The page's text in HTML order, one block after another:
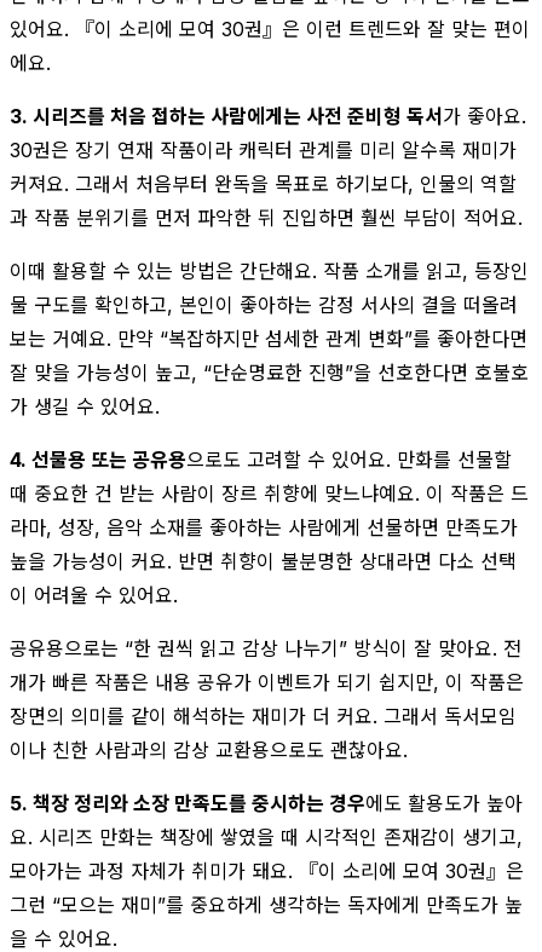
있어요. 『이 소리에 모여 30권』은 이런 트렌드와 잘 맞는 편이
에요.
3. 시리즈를 처음 접하는 사람에게는 사전 준비형 독서가 좋아요.
30권은 장기 연재 작품이라 캐릭터 관계를 미리 알수록 재미가
커져요. 그래서 처음부터 완독을 목표로 하기보다, 인물의 역할
과 작품 분위기를 먼저 파악한 뒤 진입하면 훨씬 부담이 적어요.
이때 활용할 수 있는 방법은 간단해요. 작품 소개를 읽고, 등장인
물 구도를 확인하고, 본인이 좋아하는 감정 서사의 결을 떠올려
보는 거예요. 만약 “복잡하지만 섬세한 관계 변화”를 좋아한다면
잘 맞을 가능성이 높고, “단순명료한 진행”을 선호한다면 호불호
가 생길 수 있어요.
4. 선물용 또는 공유용으로도 고려할 수 있어요. 만화를 선물할
때 중요한 건 받는 사람이 장르 취향에 맞느냐예요. 이 작품은 드
라마, 성장, 음악 소재를 좋아하는 사람에게 선물하면 만족도가
높을 가능성이 커요. 반면 취향이 불분명한 상대라면 다소 선택
이 어려울 수 있어요.
공유용으로는 “한 권씩 읽고 감상 나누기” 방식이 잘 맞아요. 전
개가 빠른 작품은 내용 공유가 이벤트가 되기 쉽지만, 이 작품은
장면의 의미를 같이 해석하는 재미가 더 커요. 그래서 독서모임
이나 친한 사람과의 감상 교환용으로도 괜찮아요.
5. 책장 정리와 소장 만족도를 중시하는 경우에도 활용도가 높아
요. 시리즈 만화는 책장에 쌓였을 때 시각적인 존재감이 생기고,
모아가는 과정 자체가 취미가 돼요. 『이 소리에 모여 30권』은
그런 “모으는 재미”를 중요하게 생각하는 독자에게 만족도가 높
을 수 있어요.